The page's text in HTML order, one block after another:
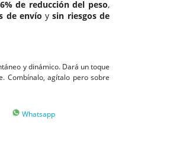
de reducción del peso,
de envío ysin riesgos de
y dinámico. Dará un toque
Combínalo, agítalo pero sobre
Whatsapp